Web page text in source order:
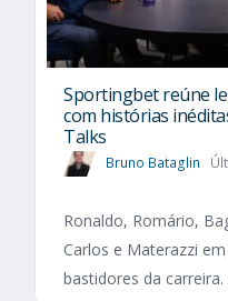
Sportingbet reúne
com histórias
Talks
Bruno Bataglin
Ronaldo, Romário,
Carlos e Materazzi
bastidores da carreira.